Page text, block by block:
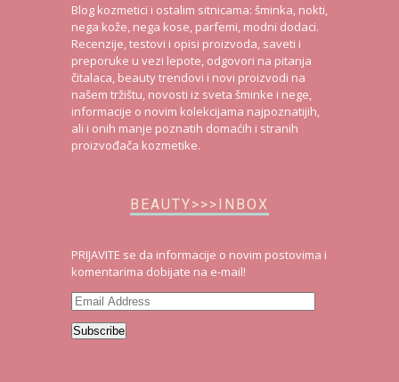
Blog kozmetici i ostalim sitnicama: šminka, nokti,
nega kože, nega kose, parfemi, modni dodaci.
Recenzije, testovi i opisi proizvoda, saveti i
preporuke u vezi lepote, odgovori na pitanja
čitalaca, beauty trendovi i novi proizvodi na
našem tržištu, novosti iz sveta šminke i nege,
informacije o novim kolekcijama najpoznatijih,
ali i onih manje poznatih domaćih i stranih
proizvođača kozmetike.
BEAUTY>>>INBOX
PRIJAVITE se da informacije o novim postovima i
komentarima dobijate na e-mail!
Email
Address
Subscribe